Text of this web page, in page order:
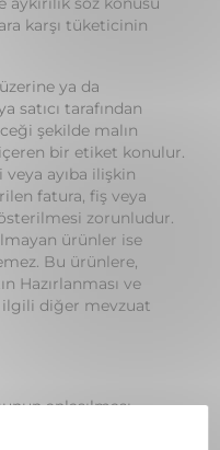
satıcı tarafından
şekilde malın
bir etiket konulur.
ayıba ilişkin
fatura, fiş veya
zorunludur.
ürünler ise
Bu ürünlere,
Hazırlanması ve
ilgili diğer mevzuat
anlaşılması
bildirerek
satış bedelinden